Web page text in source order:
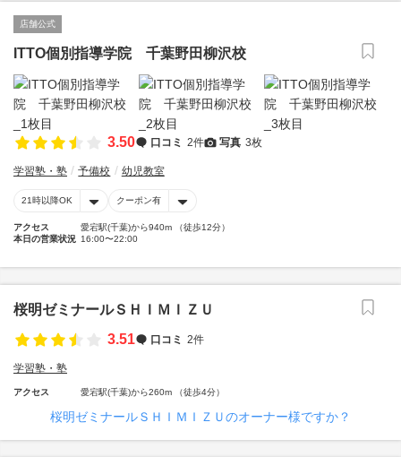
店舗公式
ITTO個別指導学院 千葉野田柳沢校
3.50 口コミ 2件 写真 3枚
学習塾・塾 予備校 幼児教室
21時以降OK クーポン有
アクセス
愛宕駅(千葉)から940m （徒歩12分）
本日の営業状況 16:00〜22:00
桜明ゼミナールＳＨＩＭＩＺＵ
3.51
口コミ 2件
学習塾・塾
アクセス 愛宕駅(千葉)から260m （徒歩4分）
桜明ゼミナールＳＨＩＭＩＺＵのオーナー様ですか？